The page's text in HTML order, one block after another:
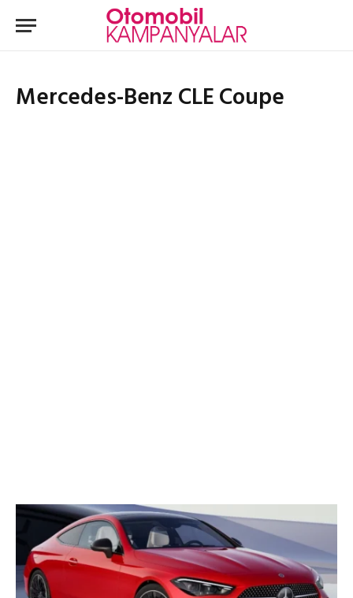
Mercedes-Benz CLE Coupe